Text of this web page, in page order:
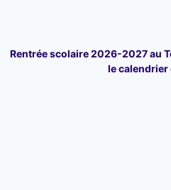
Rentrée scolaire 2026-2027 au
le calendrier